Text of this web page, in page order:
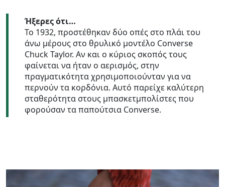
Ήξερες ότι…
Το 1932, προστέθηκαν δύο οπές στο πλάι του
άνω μέρους στο θρυλικό μοντέλο Converse
Chuck Taylor. Αν και ο κύριος σκοπός τους
φαίνεται να ήταν ο αερισμός, στην
πραγματικότητα χρησιμοποιούνταν για να
περνούν τα κορδόνια. Αυτό παρείχε καλύτερη
σταθερότητα στους μπασκετμπολίστες που
φορούσαν τα παπούτσια Converse.